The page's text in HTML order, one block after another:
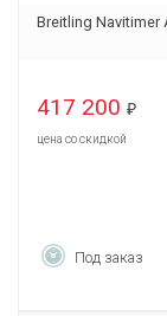
Breitling Navitimer
417 200 ₽
цена со скидкой
Под заказ